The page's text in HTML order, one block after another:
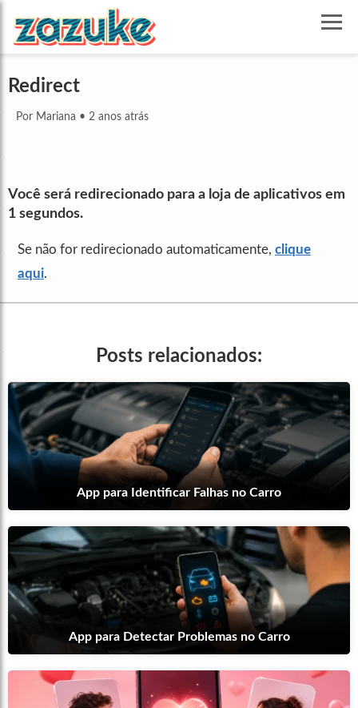
Redirect
Por Mariana • 2 anos atrás
Você será redirecionado para a loja de aplicativos em
1 segundos.
Se não for redirecionado automaticamente, clique
aqui.
Posts relacionados:
App para Identificar Falhas no Carro
App para Detectar Problemas no Carro